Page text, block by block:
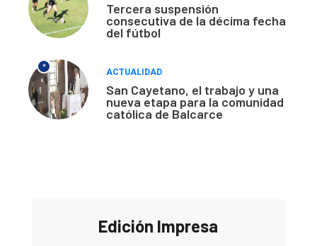
Tercera suspensión
consecutiva de la décima fecha
del fútbol
*
ACTUALIDAD
San Cayetano, el trabajo y una
nueva etapa para la comunidad
católica de Balcarce
Edición Impresa